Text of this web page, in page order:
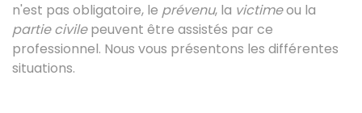
n'est pas obligatoire, le prévenu, la victimeou la
partie civilepeuvent être assistés par ce
professionnel. Nous vous présentons les différentes
situations.